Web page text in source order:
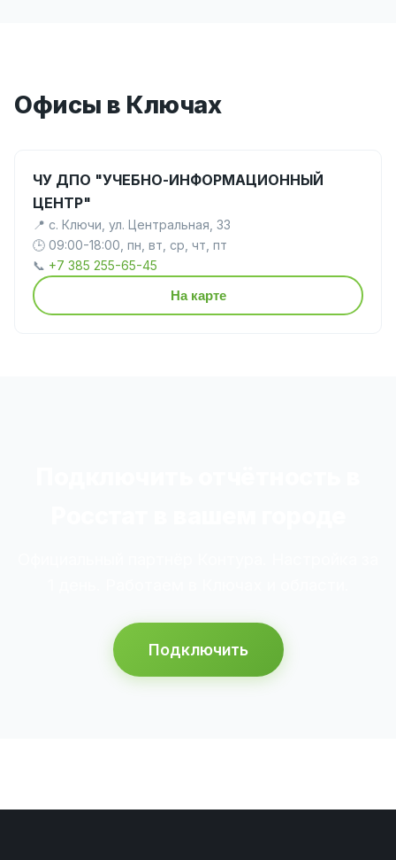
Офисы в Ключах
ЧУ ДПО "УЧЕБНО-ИНФОРМАЦИОННЫЙ
ЦЕНТР"
📍 с. Ключи, ул. Центральная, 33
🕒 09:00-18:00, пн, вт, ср, чт, пт
📞 +7 385 255-65-45
На карте
Подключить